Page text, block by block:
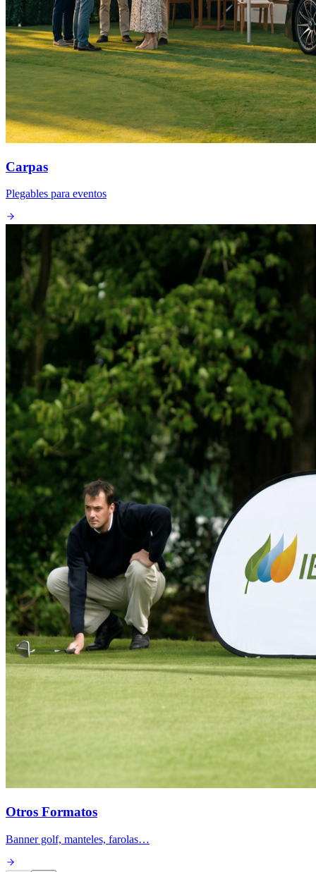
Carpas
Plegables para eventos
Otros Formatos
Banner golf, manteles, farolas…